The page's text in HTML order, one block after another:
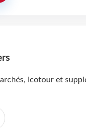
Icotour et